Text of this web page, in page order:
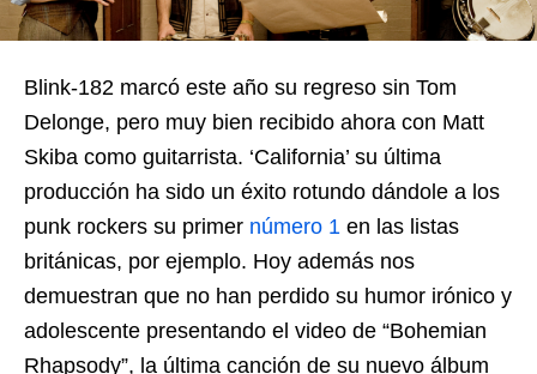
Blink-182 marcó este año su regreso sin Tom
Delonge, pero muy bien recibido ahora con Matt
Skiba como guitarrista. ‘California’ su última
producción ha sido un éxito rotundo dándole a los
punk rockers su primer número 1 en las listas
británicas, por ejemplo. Hoy además nos
demuestran que no han perdido su humor irónico y
adolescente presentando el video de “Bohemian
Rhapsody”, la última canción de su nuevo álbum